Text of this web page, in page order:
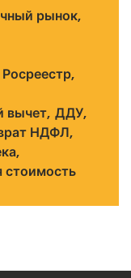
рынок
Росреестр
вычет ДДУ
НДФЛ
стоимость